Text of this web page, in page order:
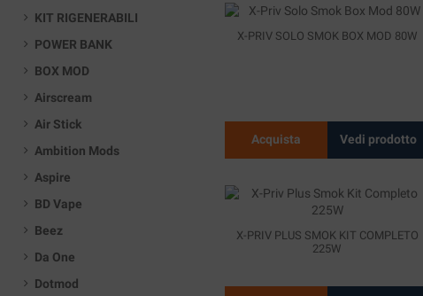
X-PRIV SOLO SMOK BOX MOD 80W
Acquista Vedi prodotto
X-PRIV PLUS SMOK KIT COMPLETO
225W
KIT RIGENERABILI
POWER BANK
BOX MOD
Airscream
Air Stick
Ambition Mods
Aspire
BD Vape
Beez
Da One
Dotmod